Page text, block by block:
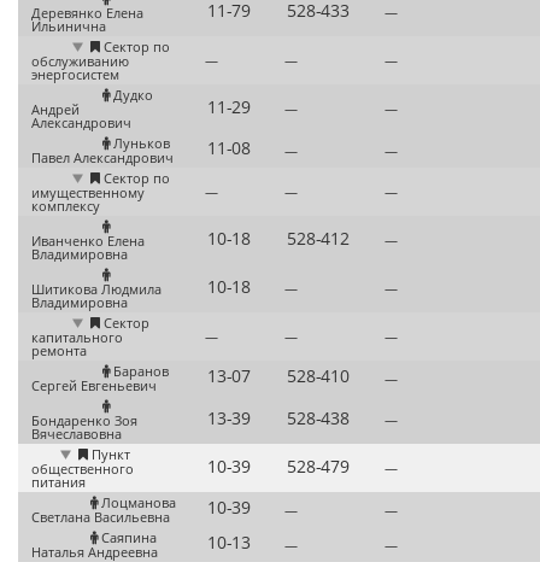
Деревянко Елена
Ильинична
—
Сектор по
обслуживанию
энергосистем
— —
—
Дудко
Андрей
Александрович
—
—
Луньков
Павел Александрович
—
—
Сектор по
имущественному
комплексу
— — —
Иванченко Елена
Владимировна
—
Шитикова Людмила
Владимировна
—
—
Сектор
капитального
ремонта
— —
—
Баранов
Сергей Евгеньевич
—
Бондаренко Зоя
Вячеславовна
—
Пункт
общественного
питания
—
Лоцманова
Светлана Васильевна
—
—
Саяпина
Наталья Андреевна
— —